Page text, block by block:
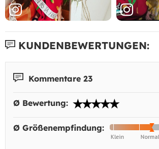
KUNDENBEWERTUNGEN:
Kommentare 23
Ø Bewertung:
Ø Größenempfindung: